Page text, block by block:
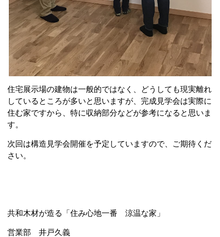
住宅展示場の建物は一般的ではなく、どうしても現実離れ
しているところが多いと思いますが、完成見学会は実際に
住む家ですから、特に収納部分などが参考になると思いま
す。
次回は構造見学会開催を予定していますので、ご期待くだ
さい。
共和木材が造る「住み心地一番 涼温な家」
営業部 井戸久義